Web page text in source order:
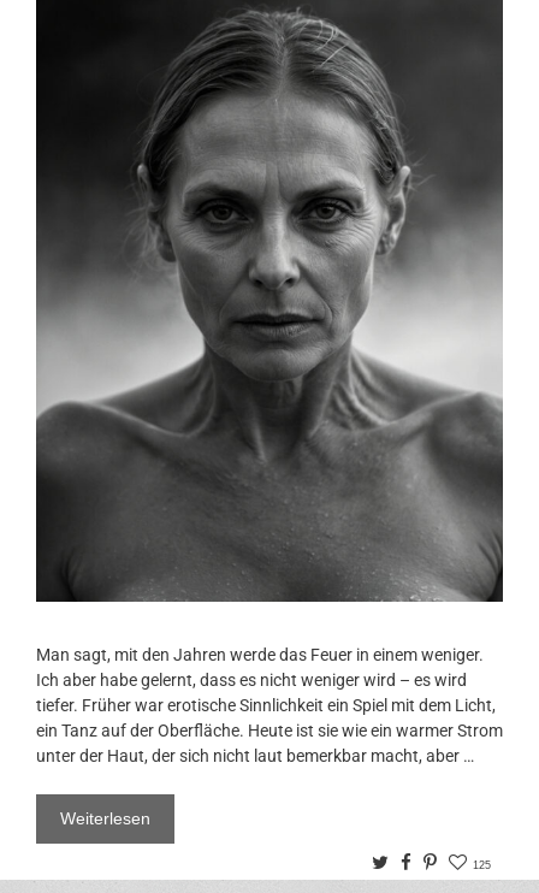
Man sagt, mit den Jahren werde das Feuer in einem weniger.
Ich aber habe gelernt, dass es nicht weniger wird – es wird
tiefer. Früher war erotische Sinnlichkeit ein Spiel mit dem Licht,
ein Tanz auf der Oberfläche. Heute ist sie wie ein warmer Strom
unter der Haut, der sich nicht laut bemerkbar macht, aber …
Weiterlesen
TwitterFacebook
Pinterest
125